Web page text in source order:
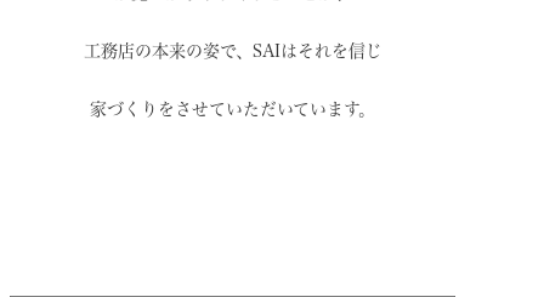
工務店の本来の姿で、 SAIはそれを信じ
家づくりをさせていただいています。